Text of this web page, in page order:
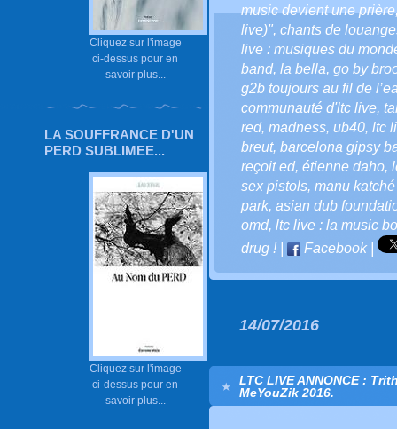
Cliquez sur l'image
ci-dessus pour en
savoir plus...
LA SOUFFRANCE D'UN
PERD SUBLIMEE...
Cliquez sur l'image
ci-dessus pour en
savoir plus...
music devient une prière
live)", chants de
live : musiques du
band, la bella, go by
g2b toujours au fil de
communauté d'ltc live,
red, madness, ub40, ltc
breut, barcelona gipsy
reçoit ed, étienne daho,
sex pistols, manu
park, asian dub
omd, ltc live : la music
drug !| Facebook|
14/07/2016
LTC LIVE ANNONCE :
MeYouZik 2016.